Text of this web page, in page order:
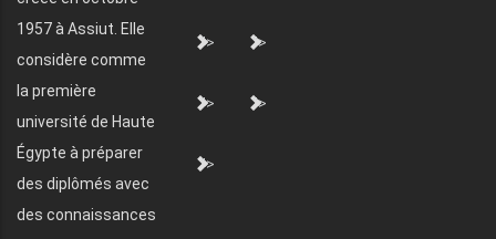
1957 à Assiut. Elle
considère comme
la première
université de Haute
Égypte à préparer
des diplômés avec
des connaissances
"> ">
"> ">
">